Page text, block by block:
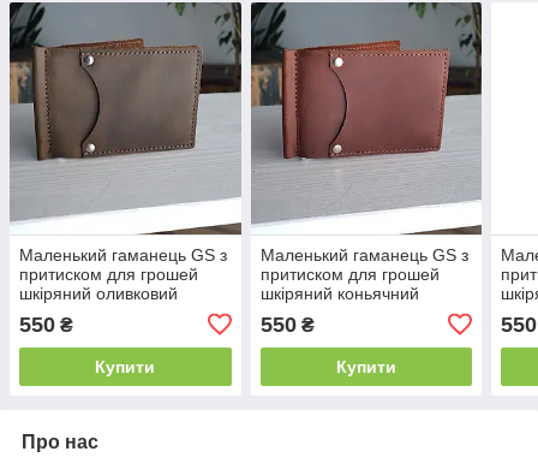
Маленький гаманець GS з
притиском для грошей
шкіряний оливковий
550 ₴
Купити
Маленький гаманець GS з
притиском для грошей
шкіряний коньячний
550₴
Купити
550
Про нас